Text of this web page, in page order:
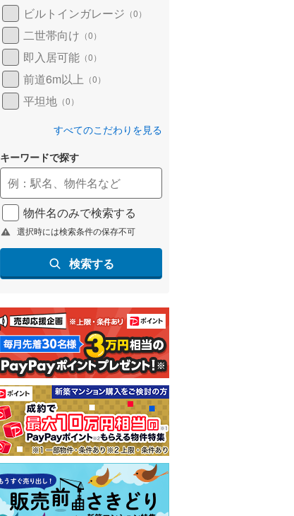
ビルトインガレージ （0）
二世帯向け （0）
即入居可能 （0）
前道6m以上 （0）
平坦地 （0）
すべてのこだわりを見る
キーワードで探す
物件名のみで検索する
選択時には検索条件の保存不可
検索する